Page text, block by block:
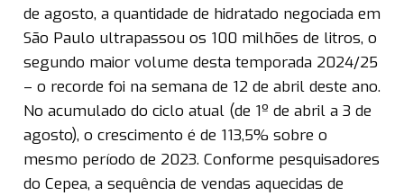
de agosto, a quantidade de hidratado negociada em
São Paulo ultrapassou os 100 milhões de litros, o
segundo maior volume desta temporada 2024/25
– o recorde foi na semana de 12 de abril deste ano.
No acumulado do ciclo atual (de 1º de abril a 3 de
agosto), o crescimento é de 113,5% sobre o
mesmo período de 2023. Conforme pesquisadores
do Cepea, a sequência de vendas aquecidas de